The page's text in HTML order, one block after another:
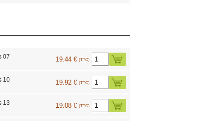
07 19.44 € (TTC)
10 19.92 € (TTC)
13 19.08 € (TTC)